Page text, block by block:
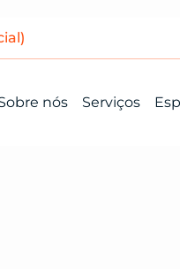
nós Serviços